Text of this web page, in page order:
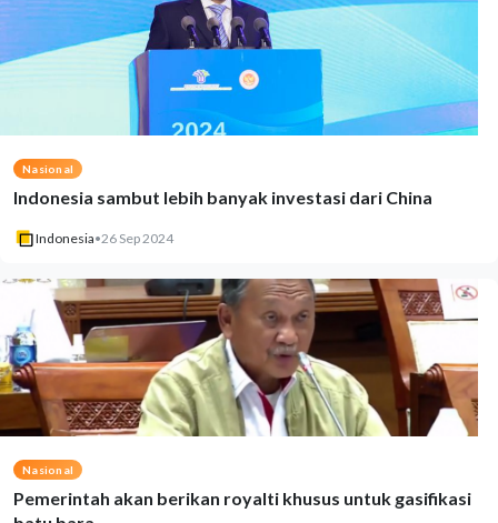
Nasional
Indonesia sambut lebih banyak investasi dari China
Indonesia•26 Sep 2024
Nasional
Pemerintah akan berikan royalti khusus untuk gasifikasi